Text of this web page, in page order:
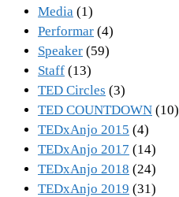
Media (1)
Performar (4)
Speaker (59)
Staff (13)
TED Circles (3)
TED COUNTDOWN (10)
TEDxAnjo 2015 (4)
TEDxAnjo 2017 (14)
TEDxAnjo 2018 (24)
TEDxAnjo 2019 (31)